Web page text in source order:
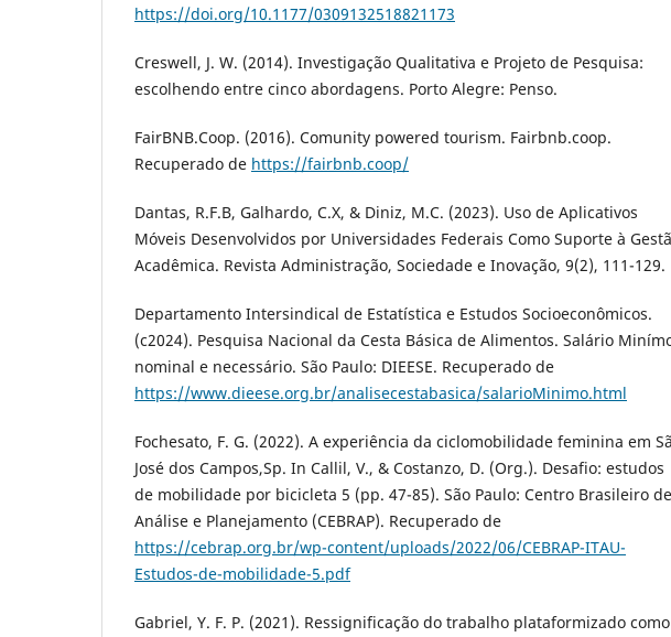
https://doi.org/10.1177/0309132518821173
Creswell, J. W. (2014). Investigação Qualitativa e Projeto de Pesquisa:
escolhendo entre cinco abordagens. Porto Alegre: Penso.
FairBNB.Coop. (2016). Comunity powered tourism. Fairbnb.coop.
Recuperado de https://fairbnb.coop/
Dantas, R.F.B, Galhardo, C.X, & Diniz, M.C. (2023). Uso de Aplicativos
Móveis Desenvolvidos por Universidades Federais Como Suporte à
Acadêmica. Revista Administração, Sociedade e Inovação, 9(2), 111-129.
Departamento Intersindical de Estatística e Estudos Socioeconômicos.
(c2024). Pesquisa Nacional da Cesta Básica de Alimentos. Salário
nominal e necessário. São Paulo: DIEESE. Recuperado de
https://www.dieese.org.br/analisecestabasica/salarioMinimo.html
Fochesato, F. G. (2022). A experiência da ciclomobilidade feminina em
José dos Campos,Sp. In Callil, V., & Costanzo, D. (Org.). Desafio: estudos
de mobilidade por bicicleta 5 (pp. 47-85). São Paulo: Centro Brasileiro de
Análise e Planejamento (CEBRAP). Recuperado de
https://cebrap.org.br/wp-content/uploads/2022/06/CEBRAP-ITAU-
Estudos-de-mobilidade-5.pdf
Gabriel, Y. F. P. (2021). Ressignificação do trabalho plataformizado como